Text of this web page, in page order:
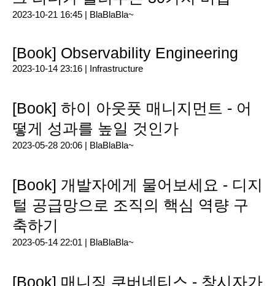
2023-10-21 16:45 | BlaBlaBla~
[Book] Observability Engineering
2023-10-14 23:16 | Infrastructure
[Book] 하이 아웃풋 매니지먼트 - 어
떻게 성과를 높일 것인가
2023-05-28 20:06 | BlaBlaBla~
[Book] 개발자에게 물어보세요 - 디지
털 공급망으로 조직의 핵심 역량 구
축하기
2023-05-14 22:01 | BlaBlaBla~
[Book] 매니징 쿠버네티스 - 창시자가